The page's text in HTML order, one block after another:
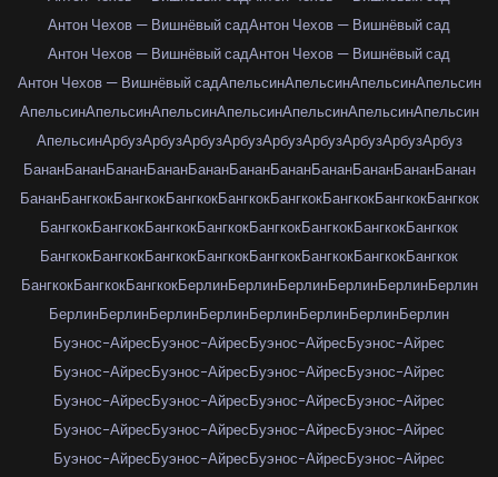
Антон Чехов — Вишнёвый садАнтон Чехов — Вишнёвый сад
Антон Чехов — Вишнёвый садАнтон Чехов — Вишнёвый сад
Антон Чехов — Вишнёвый садАпельсинАпельсинАпельсинАпельсин
АпельсинАпельсинАпельсинАпельсинАпельсинАпельсинАпельсин
АпельсинАрбузАрбузАрбузАрбузАрбузАрбузАрбузАрбузАрбуз
БананБананБананБананБананБананБананБананБананБананБанан
БананБангкокБангкокБангкокБангкокБангкокБангкокБангкокБангкок
БангкокБангкокБангкокБангкокБангкокБангкокБангкокБангкок
БангкокБангкокБангкокБангкокБангкокБангкокБангкокБангкок
БангкокБангкокБангкокБерлинБерлинБерлинБерлинБерлинБерлин
БерлинБерлинБерлинБерлинБерлинБерлинБерлинБерлин
Буэнос-АйресБуэнос-АйресБуэнос-АйресБуэнос-Айрес
Буэнос-АйресБуэнос-АйресБуэнос-АйресБуэнос-Айрес
Буэнос-АйресБуэнос-АйресБуэнос-АйресБуэнос-Айрес
Буэнос-АйресБуэнос-АйресБуэнос-АйресБуэнос-Айрес
Буэнос-АйресБуэнос-АйресБуэнос-АйресБуэнос-Айрес